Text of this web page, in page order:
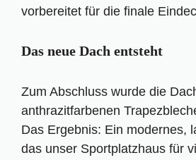
vorbereitet für die finale
Das neue Dach entsteht
Zum Abschluss wurde die
anthrazitfarbenen
Das Ergebnis: Ein modernes,
das unser Sportplatzhaus für